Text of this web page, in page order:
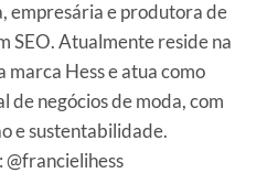
empresária e produtora de
SEO. Atualmente reside na
marca Hess e atua como
de negócios de moda, com
e sustentabilidade.
@francielihess